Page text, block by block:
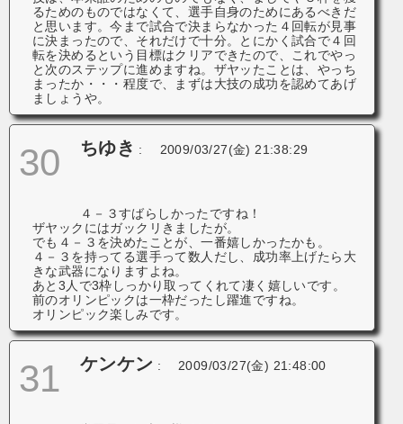
るためのものではなくて、選手自身のためにあるべきだ
と思います。今まで試合で決まらなかった４回転が見事
に決まったので、それだけで十分。とにかく試合で４回
転を決めるという目標はクリアできたので、これでやっ
と次のステップに進めますね。ザヤッたことは、やっち
まったか・・・程度で、まずは大技の成功を認めてあげ
ましょうや。
30 ちゆき : 2009/03/27(金) 21:38:29
４－３すばらしかったですね！
ザヤックにはガックリきましたが。
でも４－３を決めたことが、一番嬉しかったかも。
４－３を持ってる選手って数人だし、成功率上げたら大
きな武器になりますよね。
あと3人で3枠しっかり取ってくれて凄く嬉しいです。
前のオリンピックは一枠だったし躍進ですね。
オリンピック楽しみです。
31 ケンケン : 2009/03/27(金) 21:48:00